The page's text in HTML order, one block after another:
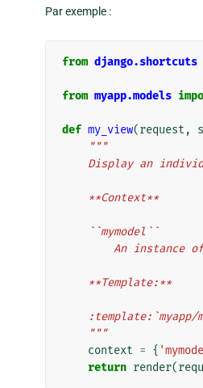
Par exemple :
from django.shortcuts
from myapp.models
def my_view(request ,
"""
Display an
    **Context**
    ``mymodel``
An
    **Template:**
    """
context = {
return render(